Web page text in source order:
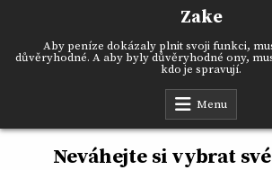
Zake
Aby peníze dokázaly plnit svoji funkci,
důvěryhodné. A aby byly důvěryhodné ony,
kdo je spravují.
Menu
Neváhejte si vybrat